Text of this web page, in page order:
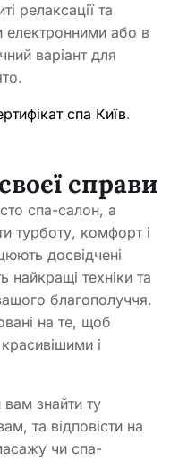
релаксації та
електронними або в
варіант для
спа Київ.
справи
спа-салон, а
турботу, комфорт і
досвідчені
найкращі техніки та
благополуччя.
на те, щоб
і
знайти ту
та відповісти на
чи спа-